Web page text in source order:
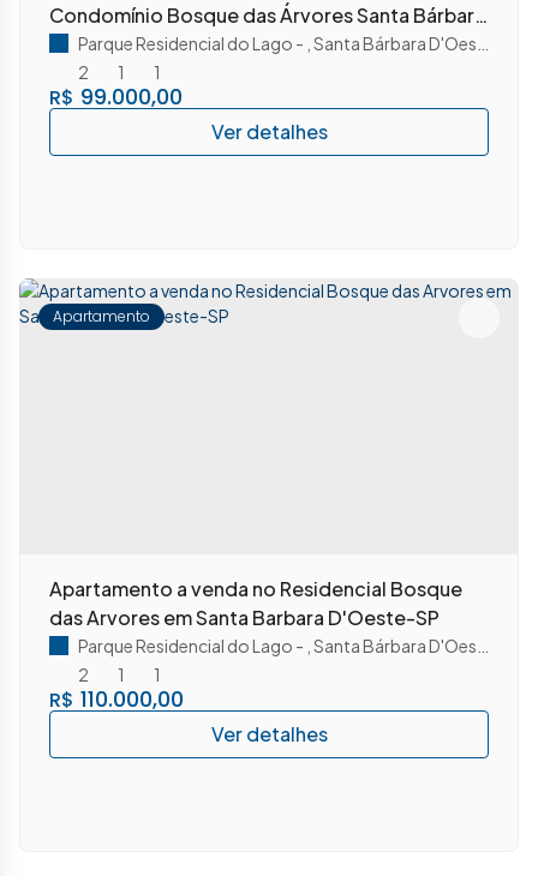
Condomínio Bosque das Árvores Santa Bárbara
do Oeste/ SP
R$ 99.000,00
Parque Residencial do Lago Santa Bárbara D'Oeste
2
1 1
Apartamento
Apartamento a venda no Residencial Bosque
das Arvores em Santa Barbara D'Oeste-SP
R$ 110.000,00
Parque Residencial do Lago Santa Bárbara D'Oeste
2
1 1